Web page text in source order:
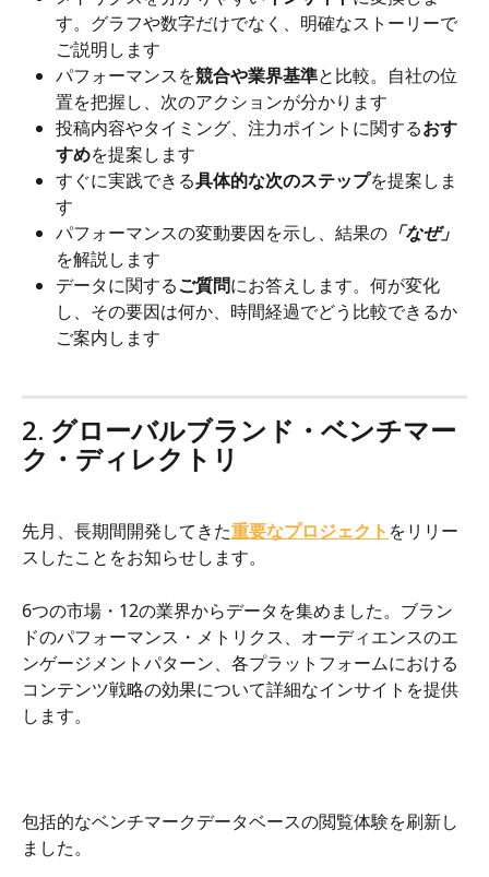
す。グラフや数字だけでなく、明確なストーリーで
ご説明します
パフォーマンスを競合や業界基準と比較。自社の位
置を把握し、次のアクションが分かります
投稿内容やタイミング、注力ポイントに関するおす
すめを提案します
すぐに実践できる具体的な次のステップを提案しま
す
パフォーマンスの変動要因を示し、結果の 「なぜ」
を解説します
データに関するご質問にお答えします。何が変化
し、その要因は何か、時間経過でどう比較できるか
ご案内します
2. グローバルブランド・ベンチマー
ク・ディレクトリ
先月、長期間開発してきた重要なプロジェクト をリリー
スしたことをお知らせします。
6つの市場・12の業界からデータを集めました。ブラン
ドのパフォーマンス・メトリクス、オーディエンスのエ
ンゲージメントパターン、各プラットフォームにおける
コンテンツ戦略の効果について詳細なインサイトを提供
します。
包括的なベンチマークデータベースの閲覧体験を刷新し
ました。